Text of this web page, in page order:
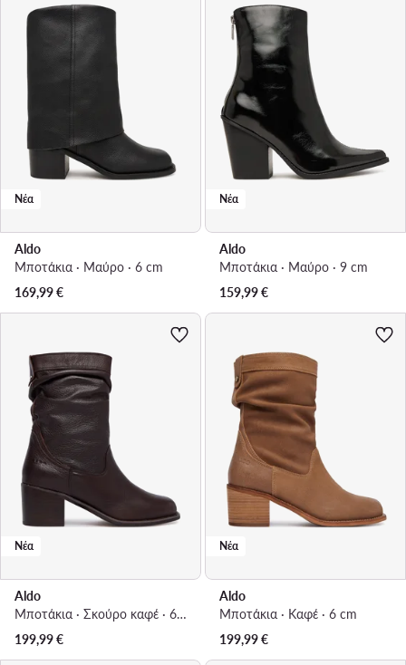
Νέα
Aldo
Μποτάκια · Μαύρο · 6 cm
169,99€
Νέα
Aldo
Μποτάκια · Μαύρο · 9 cm
159,99€
Νέα
Aldo
Μποτάκια · Σκούρο καφέ · 6 cm
199,99€
Νέα
Aldo
Μποτάκια · Καφέ · 6 cm
199,99€